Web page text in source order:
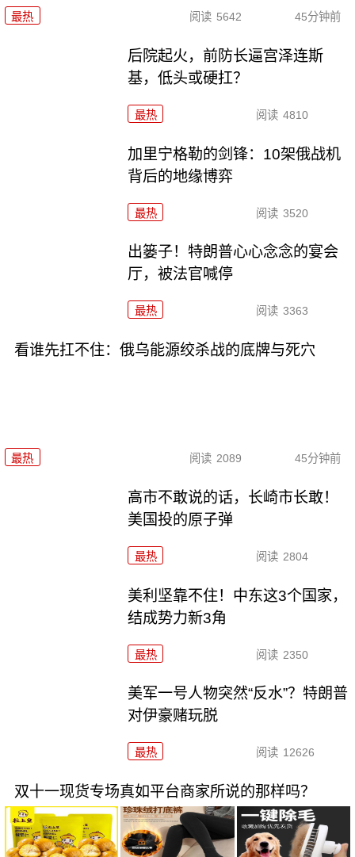
最热 阅读 5642 45分钟前
后院起火，前防长逼宫泽连斯
基，低头或硬扛？
最热 阅读 4810
加里宁格勒的剑锋：10架俄战机
背后的地缘博弈
最热 阅读 3520
出篓子！特朗普心心念念的宴会
厅，被法官喊停
最热 阅读 3363
看谁先扛不住：俄乌能源绞杀战的底牌与死穴
最热 阅读 2089 45分钟前
高市不敢说的话，长崎市长敢！
美国投的原子弹
最热 阅读 2804
美利坚靠不住！中东这3个国家，
结成势力新3角
最热 阅读 2350
美军一号人物突然“反水”？特朗普
对伊豪赌玩脱
最热 阅读 12626
双十一现货专场真如平台商家所说的那样吗？